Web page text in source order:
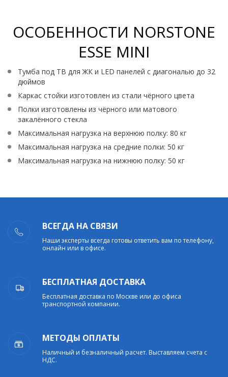
ОСОБЕННОСТИ NORSTONE
ESSE MINI
Тумба под ТВ для ЖК и LED панелей с диагональю до 32
дюймов
Каркас стойки изготовлен из стали чёрного цвета
Полки изготовлены из чёрного или матового
закалённого стекла
Максимальная нагрузка на верхнюю полку: 80 кг
Максимальная нагрузка на средние полки: 50 кг
Максимальная нагрузка на нижнюю полку: 50 кг
ВСЕГДА НА СВЯЗИ
Наши эксперты всегда готовы ответить вам по телефону,
онлайн или в офисе.
БЕСПЛАТНАЯ ДОСТАВКА
Бесплатная доставка по Москве или до офиса
транспортной компании.
МЕТОДЫ ОПЛАТЫ
Наличный и безналичный расчет. Выставляем счета с
НДС.